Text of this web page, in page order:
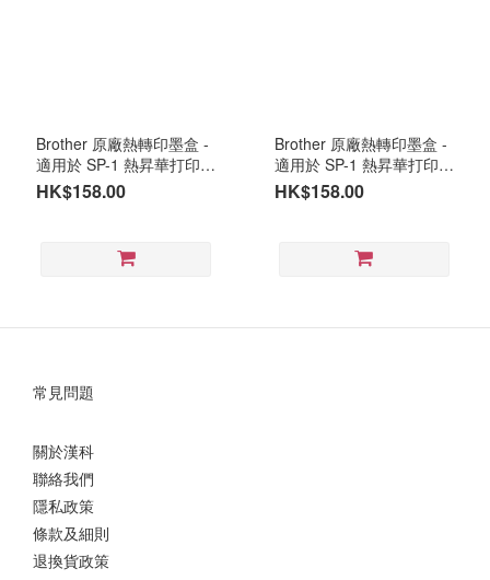
Brother 原廠熱轉印墨盒 -
適用於 SP-1 熱昇華打印機
- 黃色 (AC-SP01YS)
HK$158.00
Brother 原廠熱轉印墨盒 -
適用於 SP-1 熱昇華打印機
- 洋紅色 (AC-SP01MS)
HK$158.00
常見問題
關於漢科
聯絡我們
隱私政策
條款及細則
退換貨政策